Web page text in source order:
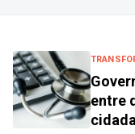
entre